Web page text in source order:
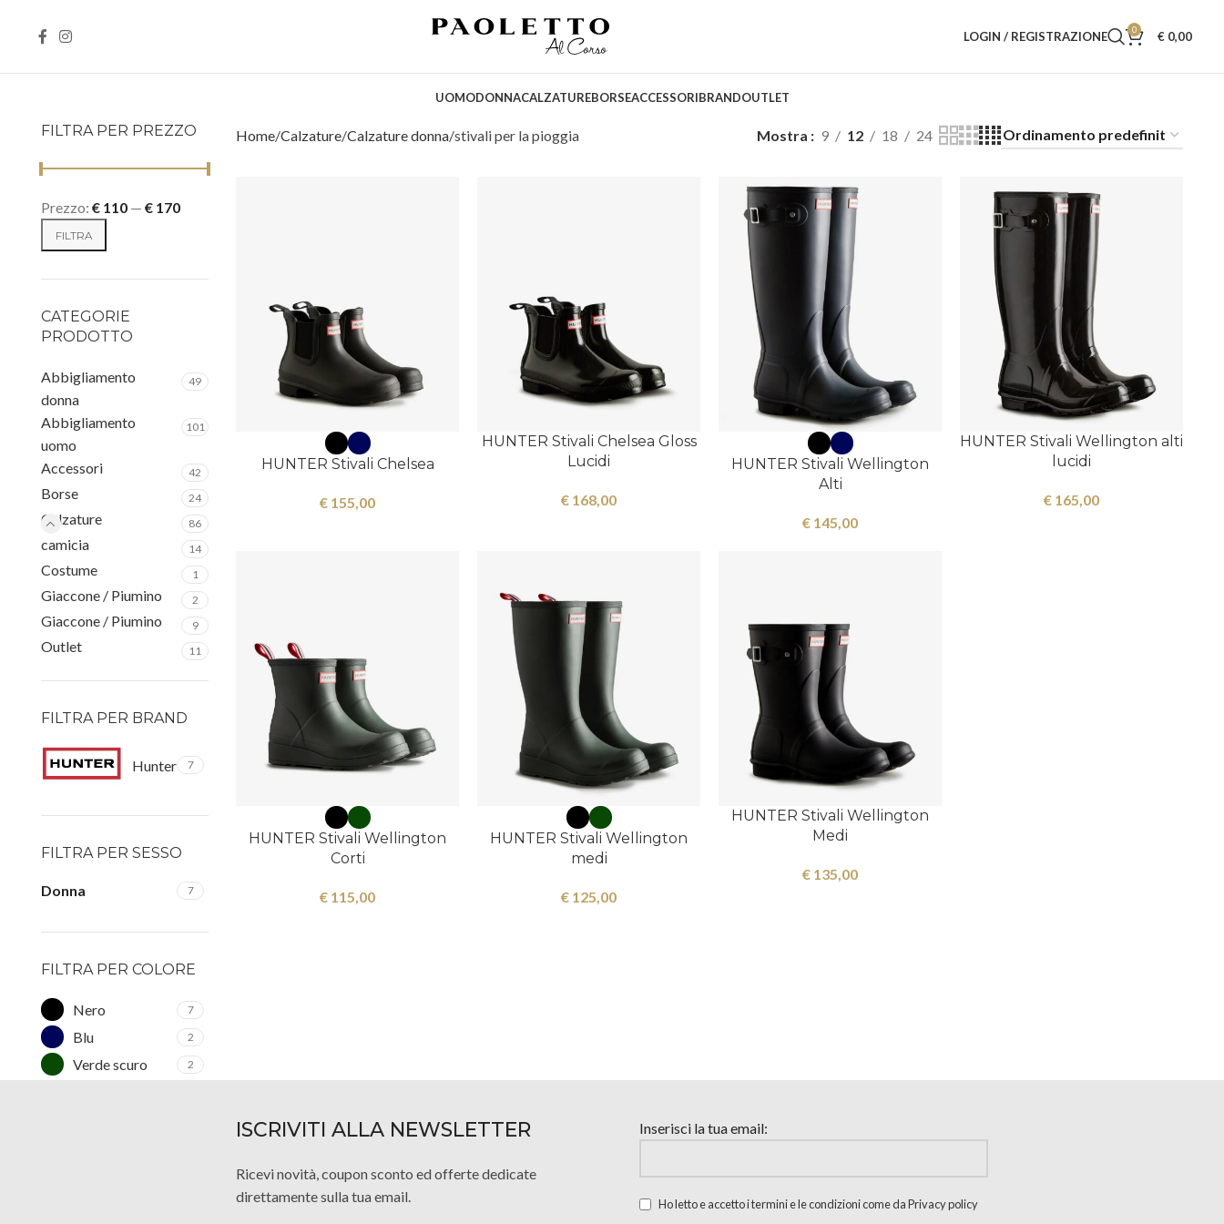
LOGIN / REGISTRAZIONE 0 €0,00
UOMODONNACALZATUREBORSEACCESSORIBRANDOUTLET
FILTRA PER PREZZO
FILTRA
Prezzo: € 110 — € 170
CATEGORIE
PRODOTTO
Abbigliamento
donna
49
Abbigliamento
uomo
101
Accessori 42
Borse 24
Calzature 86
camicia 14
Costume 1
Giaccone / Piumino 2
Giaccone / Piumino 9
Outlet 11
FILTRA PER BRAND
Hunter 7
FILTRA PER SESSO
Donna 7
FILTRA PER COLORE
Nero 7
Blu 2
Verde scuro 2
Home Calzature Calzature donna stivali per la pioggia Mostra 9 12 18 24
HUNTER Stivali Chelsea
€ 155,00
HUNTER Stivali Chelsea Gloss
Lucidi
€ 168,00
HUNTER Stivali Wellington
Alti
€ 145,00
HUNTER Stivali Wellington alti
lucidi
€ 165,00
HUNTER Stivali Wellington
Corti
€ 115,00
HUNTER Stivali Wellington
medi
€ 125,00
HUNTER Stivali Wellington
Medi
€ 135,00
ISCRIVITI ALLA NEWSLETTER
Ricevi novità, coupon sconto ed offerte dedicate
direttamente sulla tua email.
Inserisci la tua email:
Ho letto e accetto i termini e le condizioni come da Privacy policy